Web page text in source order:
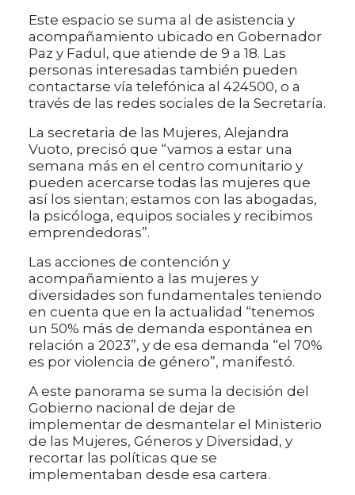
Este espacio se suma al de asistencia y
acompañamiento ubicado en Gobernador
Paz y Fadul, que atiende de 9 a 18. Las
personas interesadas también pueden
contactarse vía telefónica al 424500, o a
través de las redes sociales de la Secretaría.
La secretaria de las Mujeres, Alejandra
Vuoto, precisó que “vamos a estar una
semana más en el centro comunitario y
pueden acercarse todas las mujeres que
así los sientan; estamos con las abogadas,
la psicóloga, equipos sociales y recibimos
emprendedoras”.
Las acciones de contención y
acompañamiento a las mujeres y
diversidades son fundamentales teniendo
en cuenta que en la actualidad “tenemos
un 50% más de demanda espontánea en
relación a 2023”, y de esa demanda “el 70%
es por violencia de género”, manifestó.
A este panorama se suma la decisión del
Gobierno nacional de dejar de
implementar de desmantelar el Ministerio
de las Mujeres, Géneros y Diversidad, y
recortar las políticas que se
implementaban desde esa cartera.